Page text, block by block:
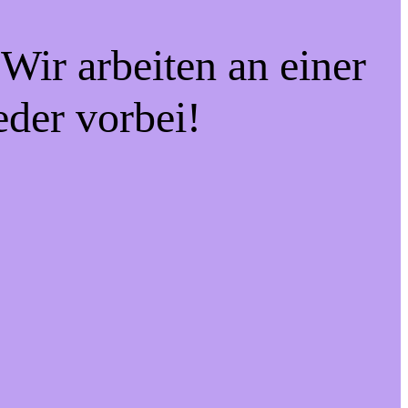
arbeiten an einer
vorbei!